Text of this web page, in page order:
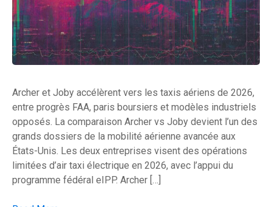
Archer et Joby accélèrent vers les taxis aériens de 2026,
entre progrès FAA, paris boursiers et modèles industriels
opposés. La comparaison Archer vs Joby devient l’un des
grands dossiers de la mobilité aérienne avancée aux
États-Unis. Les deux entreprises visent des opérations
limitées d’air taxi électrique en 2026, avec l’appui du
programme fédéral eIPP. Archer […]